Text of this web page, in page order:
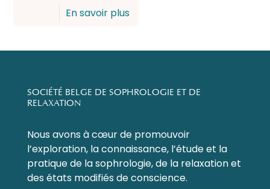
En savoir plus
SOCIÉTÉ BELGE DE SOPHROLOGIE ET DE
RELAXATION
Nous avons à cœur de promouvoir
l’exploration, la connaissance, l’étude et la
pratique de la sophrologie, de la relaxation et
des états modifiés de conscience.